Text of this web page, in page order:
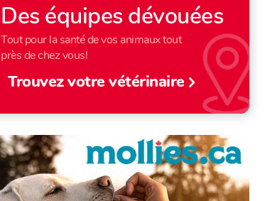
Des équipes dévouées
Tout pour la santé de vos animaux tout
près de chez vous!
Trouvez votre vétérinaire